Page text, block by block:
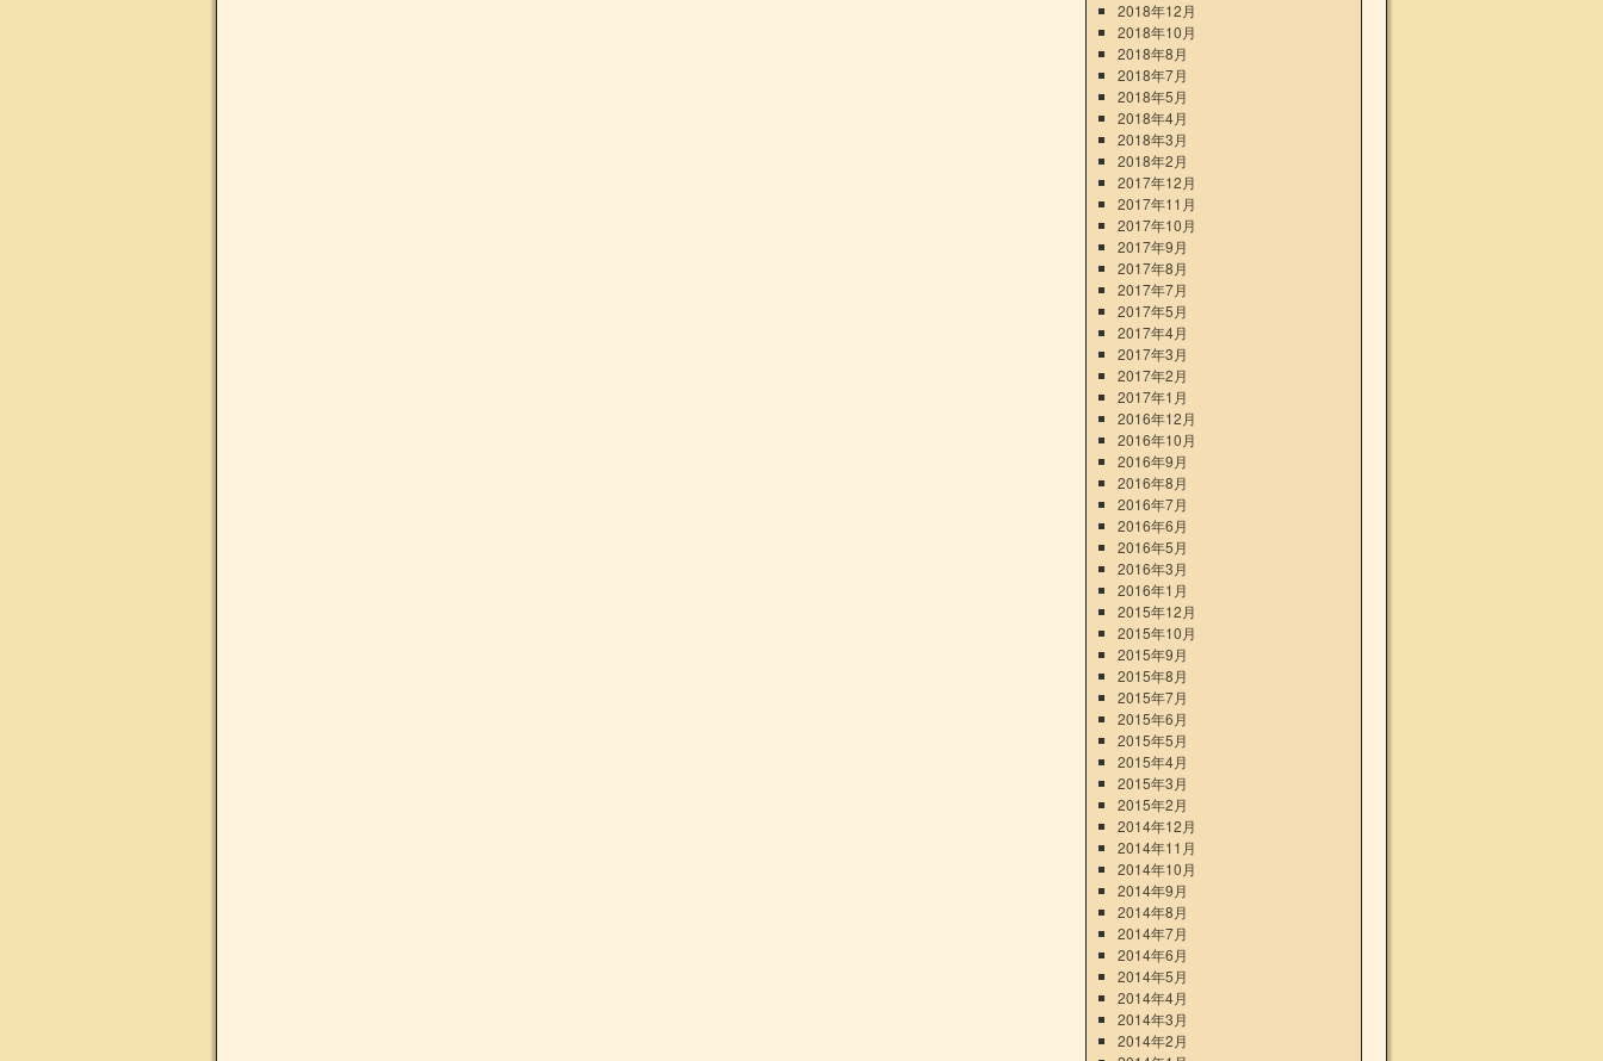
2018年12月
2018年10月
2018年8月
2018年7月
2018年5月
2018年4月
2018年3月
2018年2月
2017年12月
2017年11月
2017年10月
2017年9月
2017年8月
2017年7月
2017年5月
2017年4月
2017年3月
2017年2月
2017年1月
2016年12月
2016年10月
2016年9月
2016年8月
2016年7月
2016年6月
2016年5月
2016年3月
2016年1月
2015年12月
2015年10月
2015年9月
2015年8月
2015年7月
2015年6月
2015年5月
2015年4月
2015年3月
2015年2月
2014年12月
2014年11月
2014年10月
2014年9月
2014年8月
2014年7月
2014年6月
2014年5月
2014年4月
2014年3月
2014年2月